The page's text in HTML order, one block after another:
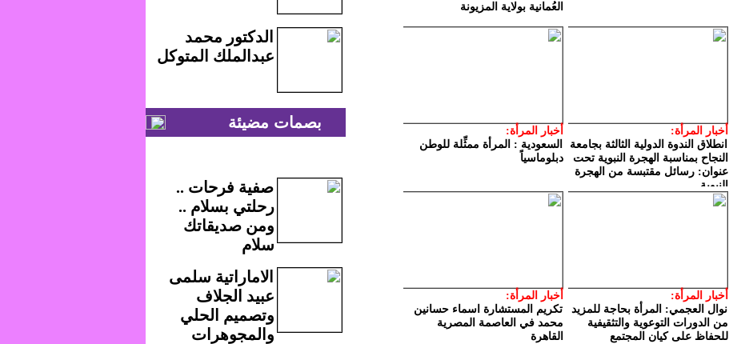
العُمانية بولاية المزيونة
أخبار المرأة:
انطلاق الندوة الدولية الثالثة بجامعة
النجاح بمناسبة الهجرة النبوية تحت
عنوان: رسائل مقتبسة من الهجرة
النبوية
أخبار المرأة:
السعودية : المرأة ممثِّلة للوطن
دبلوماسياً
أخبار المرأة:
نوال العجمي: المرأة بحاجة للمزيد
من الدورات التوعوية والتثقيفية
للحفاظ على كيان المجتمع
أخبار المرأة:
تكريم المستشارة اسماء حسانين
محمد في العاصمة المصرية
القاهرة
الدكتور محمد
عبدالملك المتوكل
بصمات مضيئة
صفية فرحات ..
رحلتي بسلام ..
ومن صديقاتك
سلام
الاماراتية سلمى
عبيد الجلاف
وتصميم الحلي
والمجوهرات